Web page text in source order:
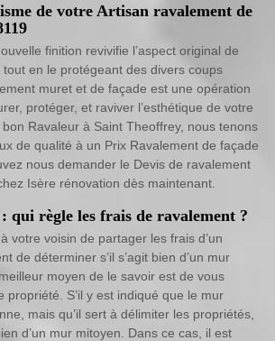
de votre Artisan ravalement de
finition revivifie l’aspect original de
en le protégeant des divers coups
muret et de façade est une opération
protéger, et raviver l’esthétique de votre
Ravaleur à Saint Theoffrey, nous tenons
de qualité à un Prix Ravalement de façade
nous demander le Devis de ravalement
Isère rénovation dès maintenant.
qui règle les frais de ravalement ?
votre voisin de partager les frais d’un
de déterminer s’il s’agit bien d’un mur
moyen de le savoir est de vous
propriété. S’il y est indiqué que le mur
mais qu’il sert à délimiter les propriétés,
d’un mur mitoyen. Dans ce cas, il est